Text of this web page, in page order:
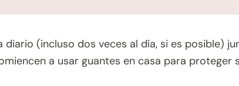
diario (incluso dos veces al día, si es posible)
a usar guantes en casa para proteger